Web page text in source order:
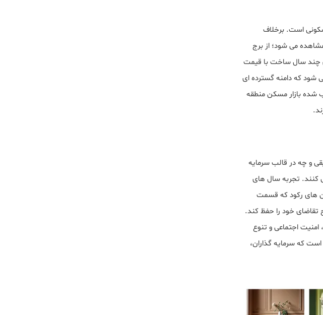
در واحدهای مسکونی است. برخلاف
از واحدهای مسکونی مشاهده می‌ شود؛ از برج‌
چند سال ساخت با قیمت‌
شود که دامنه گسترده ای
شده بازار مسکن منطقه
و چه در قالب سرمایه‌
می‌ کنند. تجربه سال‌ های
های رکود که قسمت
شده‌اند، منطقه ۵ توانسته همچنان سطح تقاضای خود را حفظ کند.
اجتماعی و تنوع
که سرمایه‌ گذاران،